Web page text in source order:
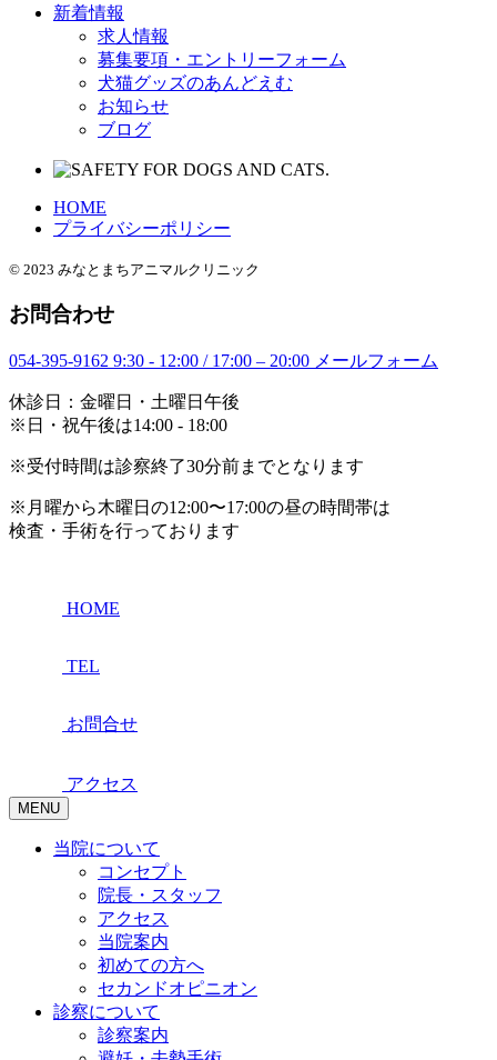
新着情報
求人情報
募集要項・エントリーフォーム
犬猫グッズのあんどえむ
お知らせ
ブログ
HOME
プライバシーポリシー
© 2023 みなとまちアニマルクリニック
お問合わせ
054-395-9162 9:30 - 12:00 / 17:00 – 20:00 メールフォーム
休診日：金曜日・土曜日午後
※日・祝午後は14:00 - 18:00
※受付時間は診察終了30分前までとなります
※月曜から木曜日の12:00〜17:00の昼の時間帯は
検査・手術を行っております
HOME
TEL
お問合せ
アクセス
MENU
当院について
コンセプト
院長・スタッフ
アクセス
当院案内
初めての方へ
セカンドオピニオン
診察について
診察案内